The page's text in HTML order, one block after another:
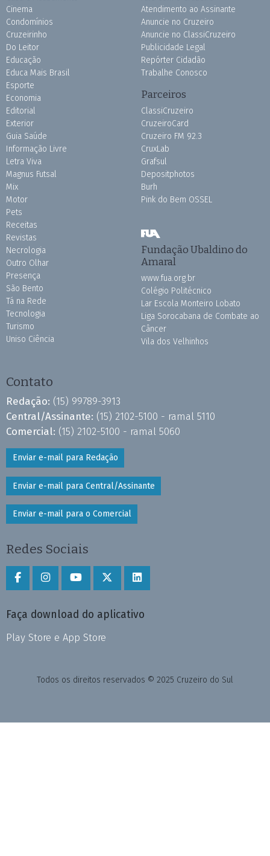
Cinema
Condomínios
Cruzeirinho
Do Leitor
Educação
Educa Mais Brasil
Esporte
Economia
Editorial
Exterior
Guia Saúde
Informação Livre
Letra Viva
Magnus Futsal
Mix
Motor
Pets
Receitas
Revistas
Necrologia
Outro Olhar
Presença
São Bento
Tá na Rede
Tecnologia
Turismo
Uniso Ciência
Atendimento ao Assinante
Anuncie no Cruzeiro
Anuncie no ClassiCruzeiro
Publicidade Legal
Repórter Cidadão
Trabalhe Conosco
Parceiros
ClassiCruzeiro
CruzeiroCard
Cruzeiro FM 92.3
CruxLab
Grafsul
Depositphotos
Burh
Pink do Bem OSSEL
Fundação Ubaldino do
Amaral
www.fua.org.br
Colégio Politécnico
Lar Escola Monteiro Lobato
Liga Sorocabana de Combate ao
Câncer
Vila dos Velhinhos
Contato
Redação: (15) 99789-3913
Central/Assinante: (15) 2102-5100 - ramal 5110
Comercial: (15) 2102-5100 - ramal 5060
Enviar e-mail para Redação
Enviar e-mail para Central/Assinante
Enviar e-mail para o Comercial
Redes Sociais
Faça download do aplicativo
Play Store e App Store
Todos os direitos reservados © 2025 Cruzeiro do Sul